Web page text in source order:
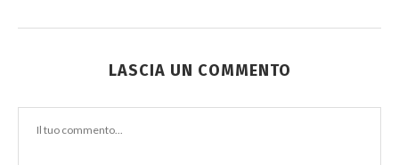
LASCIA UN COMMENTO